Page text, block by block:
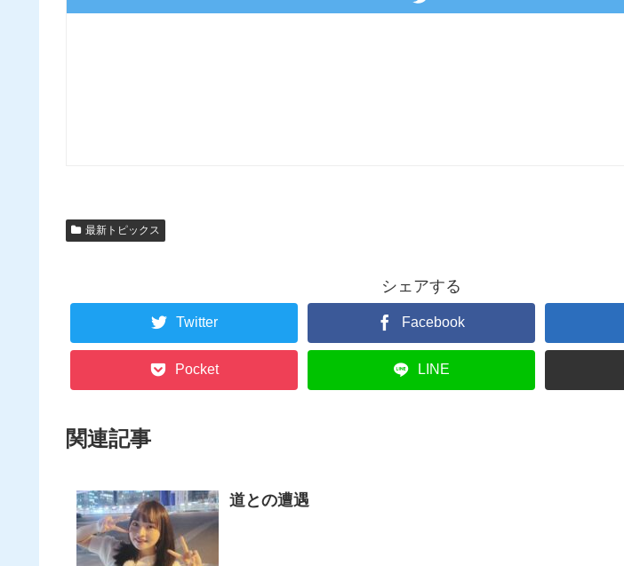
最新トピックス
シェアする
Twitter Facebook
Pocket LINE
関連記事
道との遭遇